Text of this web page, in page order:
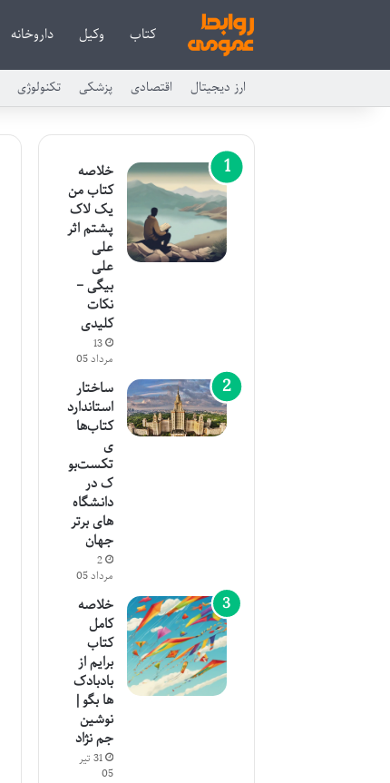
کتاب وکیل داروخانه
ارز دیجیتال اقتصادی پزشکی تکنولوژی
خلاصه
کتاب من
یک لاک
پشتم اثر
علی
علی
بیگی –
نکات
کلیدی
13
مرداد 05
ساختار
استاندارد
کتاب‌ها
ی
تکست‌بو
ک در
دانشگاه‌
های برتر
جهان
2
مرداد 05
خلاصه
کامل
کتاب
برایم از
بادبادک
ها بگو |
نوشین
جم نژاد
31 تیر
05